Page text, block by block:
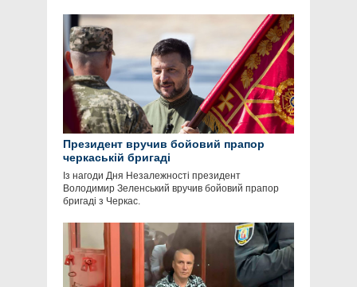
Президент вручив бойовий прапор
черкаській бригаді
Із нагоди Дня Незалежності президент
Володимир Зеленський вручив бойовий прапор
бригаді з Черкас.